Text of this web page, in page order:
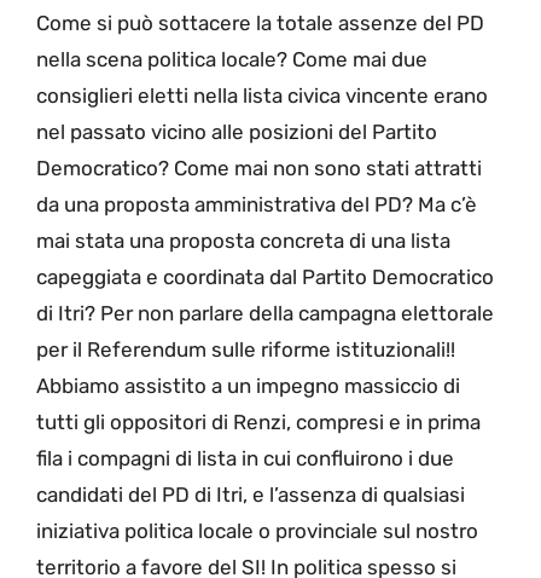
Come si può sottacere la totale assenze del PD
nella scena politica locale? Come mai due
consiglieri eletti nella lista civica vincente erano
nel passato vicino alle posizioni del Partito
Democratico? Come mai non sono stati attratti
da una proposta amministrativa del PD? Ma c’è
mai stata una proposta concreta di una lista
capeggiata e coordinata dal Partito Democratico
di Itri? Per non parlare della campagna elettorale
per il Referendum sulle riforme istituzionali!!
Abbiamo assistito a un impegno massiccio di
tutti gli oppositori di Renzi, compresi e in prima
fila i compagni di lista in cui confluirono i due
candidati del PD di Itri, e l’assenza di qualsiasi
iniziativa politica locale o provinciale sul nostro
territorio a favore del SI! In politica spesso si